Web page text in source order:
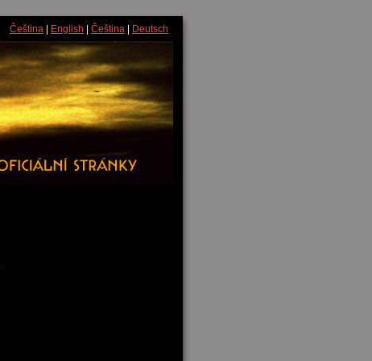
Čeština English Čeština Deutsch